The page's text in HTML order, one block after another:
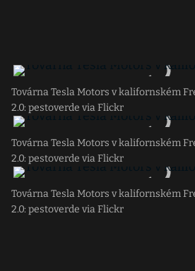
Továrna Tesla Motors v kalifornském
2.0: pestoverde via Flickr
Továrna Tesla Motors v kalifornském
2.0: pestoverde via Flickr
Továrna Tesla Motors v kalifornském
2.0: pestoverde via Flickr